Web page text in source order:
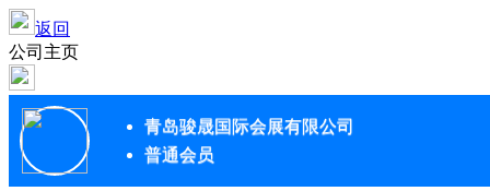
返回
公司主页
青岛骏晟国际会展有限公司
普通会员